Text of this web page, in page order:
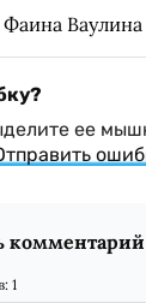
Ваулина
ее
комментарий
1